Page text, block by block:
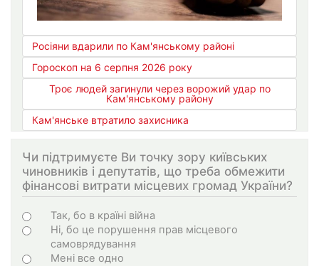
Росіяни вдарили по Кам'янському районі
Гороскоп на 6 серпня 2026 року
Троє людей загинули через ворожий удар по
Кам'янському району
Кам'янське втратило захисника
Чи підтримуєте Ви точку зору київських
чиновників і депутатів, що треба обмежити
фінансові витрати місцевих громад України?
Choices
Так, бо в країні війна
Ні, бо це порушення прав місцевого
самоврядування
Мені все одно